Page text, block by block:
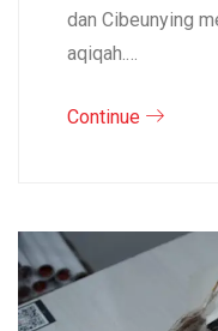
dan Cibeunying
aqiqah.…
Continue